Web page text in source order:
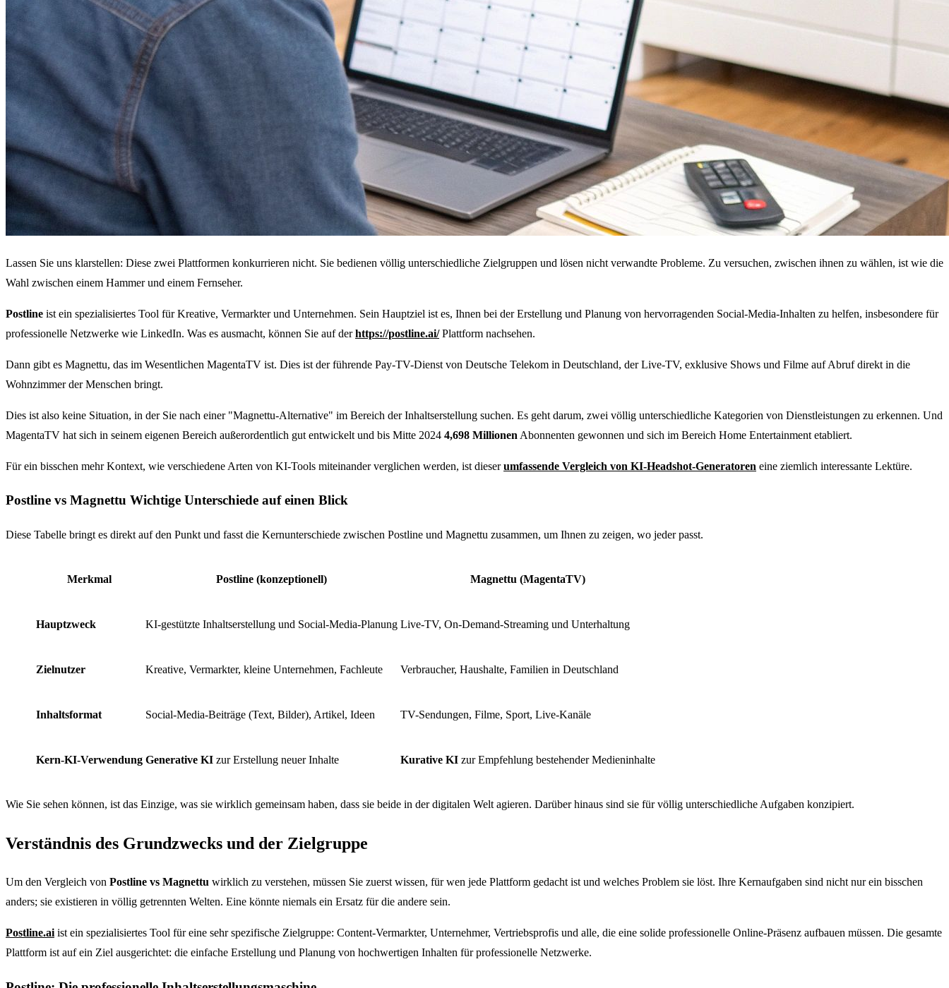
Lassen Sie uns klarstellen: Diese zwei Plattformen konkurrieren nicht. Sie bedienen völlig unterschiedliche Zielgruppen und lösen nicht verwandte Probleme. Zu versuchen, zwischen ihnen zu wählen, ist wie die
Wahl zwischen einem Hammer und einem Fernseher.
Postline ist ein spezialisiertes Tool für Kreative, Vermarkter und Unternehmen. Sein Hauptziel ist es, Ihnen bei der Erstellung und Planung von hervorragenden Social-Media-Inhalten zu helfen, insbesondere für
professionelle Netzwerke wie LinkedIn. Was es ausmacht, können Sie auf derhttps://postline.ai/Plattform nachsehen.
Dann gibt es Magnettu, das im Wesentlichen MagentaTV ist. Dies ist der führende Pay-TV-Dienst von Deutsche Telekom in Deutschland, der Live-TV, exklusive Shows und Filme auf Abruf direkt in die
Wohnzimmer der Menschen bringt.
Dies ist also keine Situation, in der Sie nach einer "Magnettu-Alternative" im Bereich der Inhaltserstellung suchen. Es geht darum, zwei völlig unterschiedliche Kategorien von Dienstleistungen zu erkennen. Und
MagentaTV hat sich in seinem eigenen Bereich außerordentlich gut entwickelt und bis Mitte 2024 4,698 Millionen Abonnenten gewonnen und sich im Bereich Home Entertainment etabliert.
Für ein bisschen mehr Kontext, wie verschiedene Arten von KI-Tools miteinander verglichen werden, ist dieserumfassende Vergleich von KI-Headshot-Generatoren eine ziemlich interessante Lektüre.
Postline vs Magnettu Wichtige Unterschiede auf einen Blick
Diese Tabelle bringt es direkt auf den Punkt und fasst die Kernunterschiede zwischen Postline und Magnettu zusammen, um Ihnen zu zeigen, wo jeder passt.
Merkmal Postline (konzeptionell) Magnettu (MagentaTV)
Hauptzweck KI-gestützte Inhaltserstellung und Social-Media-Planung Live-TV, On-Demand-Streaming und Unterhaltung
Zielnutzer Kreative, Vermarkter, kleine Unternehmen, Fachleute Verbraucher, Haushalte, Familien in Deutschland
Inhaltsformat Social-Media-Beiträge (Text, Bilder), Artikel, Ideen TV-Sendungen, Filme, Sport, Live-Kanäle
Kern-KI-Verwendung Generative KI zur Erstellung neuer Inhalte Kurative KI zur Empfehlung bestehender Medieninhalte
Wie Sie sehen können, ist das Einzige, was sie wirklich gemeinsam haben, dass sie beide in der digitalen Welt agieren. Darüber hinaus sind sie für völlig unterschiedliche Aufgaben konzipiert.
Verständnis des Grundzwecks und der Zielgruppe
Um den Vergleich von Postline vs Magnettu wirklich zu verstehen, müssen Sie zuerst wissen, für wen jede Plattform gedacht ist und welches Problem sie löst. Ihre Kernaufgaben sind nicht nur ein bisschen
anders; sie existieren in völlig getrennten Welten. Eine könnte niemals ein Ersatz für die andere sein.
Postline.ai ist ein spezialisiertes Tool für eine sehr spezifische Zielgruppe: Content-Vermarkter, Unternehmer, Vertriebsprofis und alle, die eine solide professionelle Online-Präsenz aufbauen müssen. Die gesamte
Plattform ist auf ein Ziel ausgerichtet: die einfache Erstellung und Planung von hochwertigen Inhalten für professionelle Netzwerke.